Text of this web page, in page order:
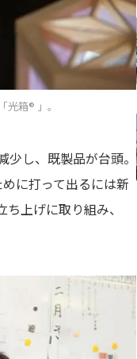
箱® 」。
し、既製品が台頭。
に打って出るには新
上げに取り組み、